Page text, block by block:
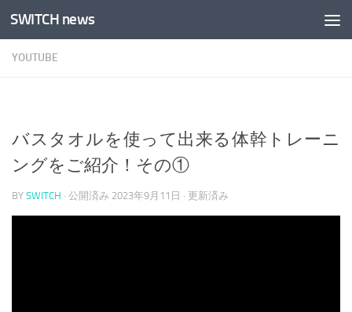
コンテンツへスキップ
SWITCH news
YOUTUBE
バスタオルを使って出来る体幹トレーニ
ングをご紹介！その①
BY SWITCH · 公開済み 2023年9月11日 · 更新済み